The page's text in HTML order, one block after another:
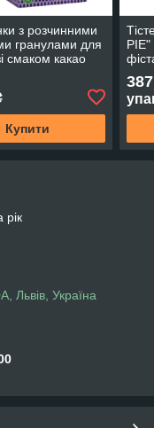
з розчинними
гранулами для
смаком какао
Купити
PIE"
рік
Львів, Україна